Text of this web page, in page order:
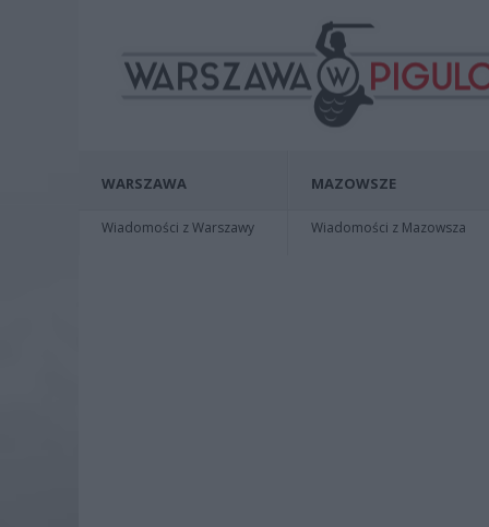
WARSZAWA
Wiadomości z Warszawy
MAZOWSZE
Wiadomości z Mazowsza